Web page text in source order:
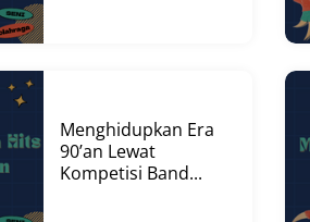
Menghidupkan Era
90’an Lewat
Kompetisi Band...